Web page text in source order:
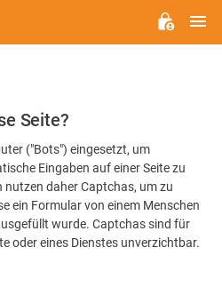
Seite?
("Bots") eingesetzt, um
Eingaben auf einer Seite zu
nutzen daher Captchas, um zu
ein Formular von einem Menschen
wurde. Captchas sind für
oder eines Dienstes unverzichtbar.